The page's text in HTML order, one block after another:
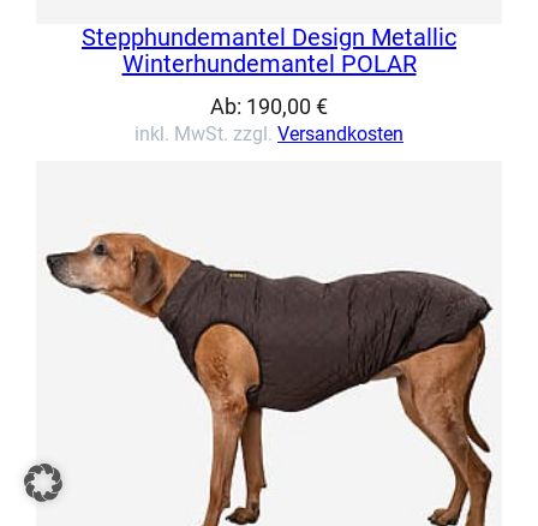
Stepphundemantel Design Metallic
Winterhundemantel POLAR
Ab: 190,00 €
inkl. MwSt. zzgl. Versandkosten